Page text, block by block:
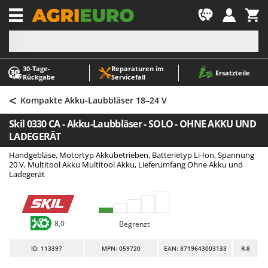
30‑Tage-
Rückgabe
Reparaturen im
Servicefall
Ersatzteile
-1
A
Abbeermaschinen - Traubenmühlen
Abfüllgeräte
Akku Gartenscheren
Akku Gras- und Strauchscheren
Akku-Stichsägen
Allzwecktransporter - Motorschubkarren
Anbaubagger Heckbagger für Traktoren
Arbeitsschutzkleidung
A
ABAC
AgriEuro Premium
AgriEuro TOP-LINE
AGT
Aima
Airmec
ALA 2000
Alce
< Kompakte Akku-Laubbläser 18–24 V
Skil 0330 CA - Akku-Laubbläser - SOLO - OHNE AKKU UND
LADEGERÄT
Handgebläse, Motortyp Akkubetrieben, Batterietyp Li-Ion, Spannung
20 V, Multitool Akku Multitool Akku, Lieferumfang Ohne Akku und
Ladegerät
8,0 Begrenzt
ID: 113397 MPN: 059720 EAN: 8719643003133 R-8